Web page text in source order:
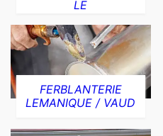
LE
FERBLANTERIE
LEMANIQUE / VAUD